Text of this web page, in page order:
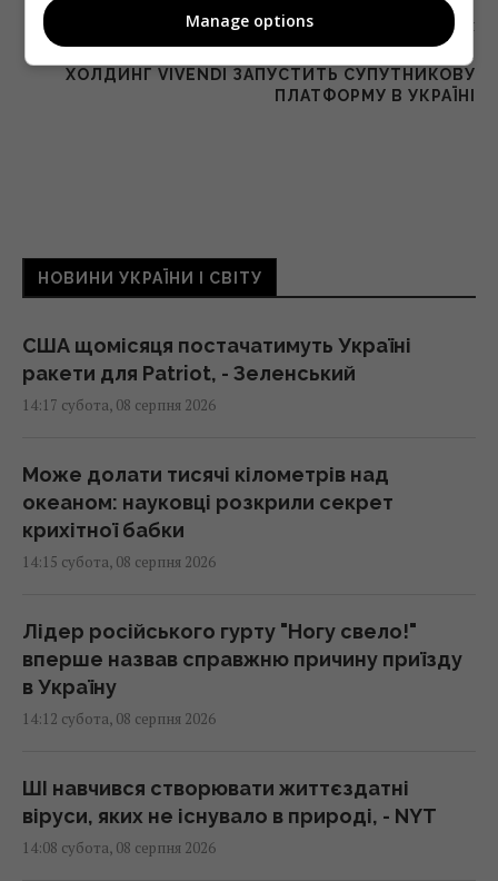
Наступна стаття
ТРЕТІЙ DTH-ГРАВЕЦЬ: ФРАНЦУЗЬКИЙ
ХОЛДИНГ VIVENDI ЗАПУСТИТЬ СУПУТНИКОВУ
ПЛАТФОРМУ В УКРАЇНІ
НОВИНИ УКРАЇНИ І СВІТУ
США щомісяця постачатимуть Україні
ракети для Patriot, - Зеленський
14:17 субота, 08 серпня 2026
Може долати тисячі кілометрів над
океаном: науковці розкрили секрет
крихітної бабки
14:15 субота, 08 серпня 2026
Лідер російського гурту "Ногу свело!"
вперше назвав справжню причину приїзду
в Україну
14:12 субота, 08 серпня 2026
ШІ навчився створювати життєздатні
віруси, яких не існувало в природі, - NYT
14:08 субота, 08 серпня 2026
Manage options